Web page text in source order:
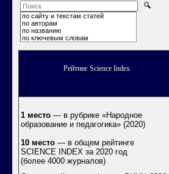
по сайту и текстам статей
по авторам
по названию
по ключевым словам
Рейтинг Science Index
1 место — в рубрике «Народное
образование и педагогика» (2020)
10 место — в общем рейтинге
SCIENCE INDEX за 2020 год
(более 4000 журналов)